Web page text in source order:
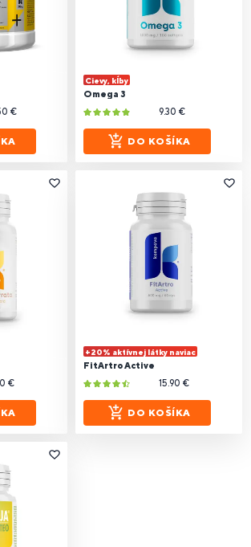
€
Cievy, kĺby
Omega 3
9.30 €
DO KOŠÍKA
€
+20% aktívnej látky naviac
FitArtro Active
15.90 €
DO KOŠÍKA